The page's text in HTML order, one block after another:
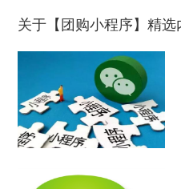
关于【团购小程序】精选